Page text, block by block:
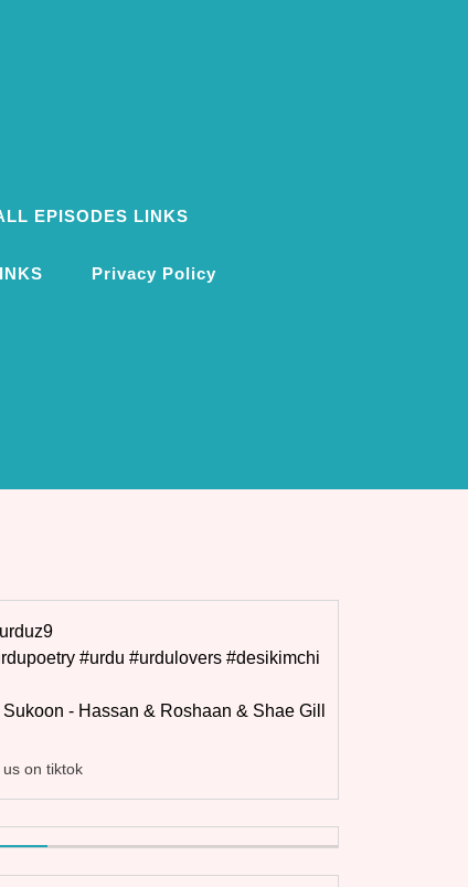
EPISODES LINKS
Privacy Policy
#urdu #urdulovers #desikimchi
- Hassan & Roshaan & Shae Gill
us on tiktok